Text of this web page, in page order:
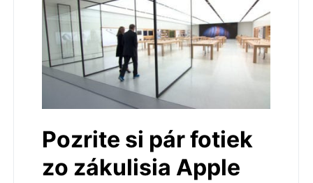
Pozrite si pár fotiek
zo zákulisia Apple